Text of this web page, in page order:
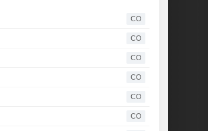
CO
CO
CO
CO
CO
CO